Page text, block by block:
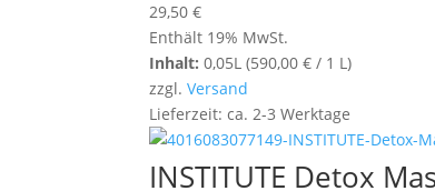
29,50€
Enthält 19% MwSt.
Inhalt: 0,05L (590,00€ / 1 L)
zzgl.Versand
Lieferzeit: ca. 2-3 Werktage
INSTITUTE Detox